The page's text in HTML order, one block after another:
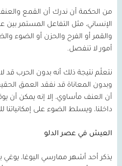
من الحكمة أن ندرك أن القمع والعنف
الإنساني، مثل التفاعل المستمر
والقمر أو الفرح والحزن أو الضوء
أمور لا تنفصل.
نتعلّم نتيجة ذلك أنه بدون الحرب قد
وبدون المعاناة قد نفقد العمق
أن العنف مأساوي، إلا إنه يمكن أن
داخلنا، ويسلط الضوء على إمكانياتنا
العيش في عصر الدلو
يذكر أحد أشهر ممارسي اليوغا، يوغي